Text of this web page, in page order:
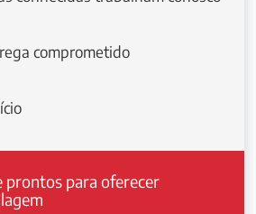
comprometido
prontos para oferecer